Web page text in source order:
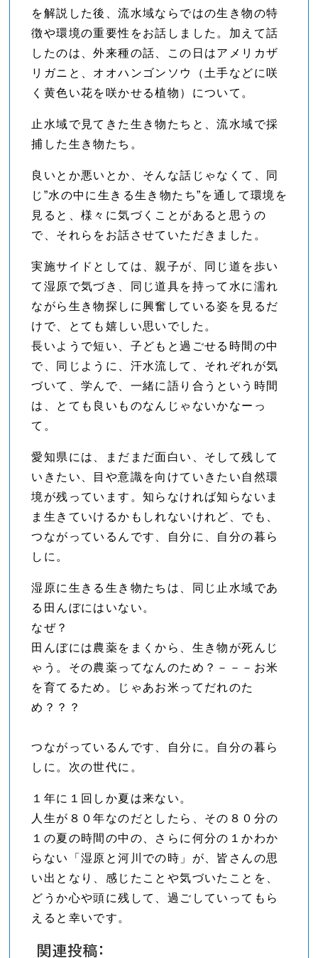
を解説した後、流水域ならではの生き物の特
徴や環境の重要性をお話しました。加えて話
したのは、外来種の話、この日はアメリカザ
リガニと、オオハンゴンソウ（土手などに咲
く黄色い花を咲かせる植物）について。
止水域で見てきた生き物たちと、流水域で採
捕した生き物たち。
良いとか悪いとか、そんな話じゃなくて、同
じ”水の中に生きる生き物たち”を通して環境を
見ると、様々に気づくことがあると思うの
で、それらをお話させていただきました。
実施サイドとしては、親子が、同じ道を歩い
て湿原で気づき、同じ道具を持って水に濡れ
ながら生き物探しに興奮している姿を見るだ
けで、とても嬉しい思いでした。
長いようで短い、子どもと過ごせる時間の中
で、同じように、汗水流して、それぞれが気
づいて、学んで、一緒に語り合うという時間
は、とても良いものなんじゃないかなーっ
て。
愛知県には、まだまだ面白い、そして残して
いきたい、目や意識を向けていきたい自然環
境が残っています。知らなければ知らないま
ま生きていけるかもしれないけれど、でも、
つながっているんです、自分に、自分の暮ら
しに。
湿原に生きる生き物たちは、同じ止水域であ
る田んぼにはいない。
なぜ？
田んぼには農薬をまくから、生き物が死んじ
ゃう。その農薬ってなんのため？－－－お米
を育てるため。じゃあお米ってだれのた
め？？？
つながっているんです、自分に。自分の暮ら
しに。次の世代に。
１年に１回しか夏は来ない。
人生が８０年なのだとしたら、その８０分の
１の夏の時間の中の、さらに何分の１かわか
らない「湿原と河川での時」が、皆さんの思
い出となり、感じたことや気づいたことを、
どうか心や頭に残して、過ごしていってもら
えると幸いです。
関連投稿: